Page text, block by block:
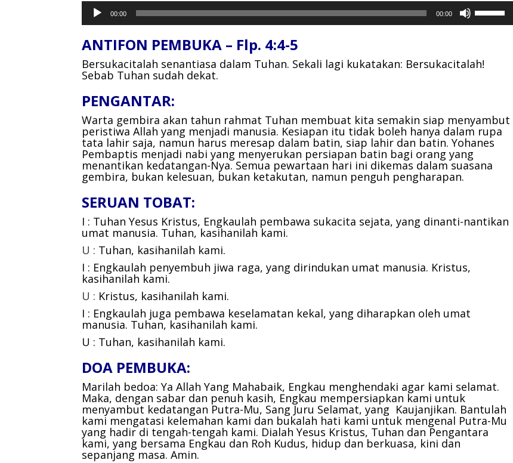
Pemutar
Audio
00:00 00:00
untuk
ANTIFON PEMBUKA – Flp. 4:4-5
Bersukacitalah senantiasa dalam Tuhan. Sekali lagi kukatakan: Bersukacitalah!
Sebab Tuhan sudah dekat.
PENGANTAR:
Warta gembira akan tahun rahmat Tuhan membuat kita semakin siap menyambut
peristiwa Allah yang menjadi manusia. Kesiapan itu tidak boleh hanya dalam rupa
tata lahir saja, namun harus meresap dalam batin, siap lahir dan batin. Yohanes
Pembaptis menjadi nabi yang menyerukan persiapan batin bagi orang yang
menantikan kedatangan-Nya. Semua pewartaan hari ini dikemas dalam suasana
gembira, bukan kelesuan, bukan ketakutan, namun penguh pengharapan.
SERUAN TOBAT:
I : Tuhan Yesus Kristus, Engkaulah pembawa sukacita sejata, yang dinanti-nantikan
umat manusia. Tuhan, kasihanilah kami.
U : Tuhan, kasihanilah kami.
I : Engkaulah penyembuh jiwa raga, yang dirindukan umat manusia. Kristus,
kasihanilah kami.
U : Kristus, kasihanilah kami.
I : Engkaulah juga pembawa keselamatan kekal, yang diharapkan oleh umat
manusia. Tuhan, kasihanilah kami.
U : Tuhan, kasihanilah kami.
DOA PEMBUKA:
Marilah bedoa: Ya Allah Yang Mahabaik, Engkau menghendaki agar kami selamat.
Maka, dengan sabar dan penuh kasih, Engkau mempersiapkan kami untuk
menyambut kedatangan Putra-Mu, Sang Juru Selamat, yang Kaujanjikan. Bantulah
kami mengatasi kelemahan kami dan bukalah hati kami untuk mengenal Putra-Mu
yang hadir di tengah-tengah kami. Dialah Yesus Kristus, Tuhan dan Pengantara
kami, yang bersama Engkau dan Roh Kudus, hidup dan berkuasa, kini dan
sepanjang masa. Amin.